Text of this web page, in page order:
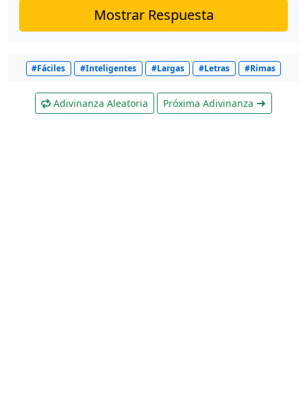
Mostrar Respuesta
#Fáciles #Inteligentes #Largas #Letras #Rimas
Adivinanza Aleatoria Próxima Adivinanza